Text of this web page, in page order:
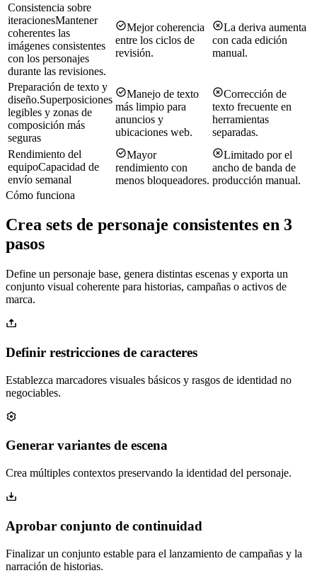
Consistencia sobre
iteracionesMantener
coherentes las
imágenes consistentes
con los personajes
durante las revisiones.
Mejor coherencia
entre los ciclos de
revisión.
La deriva aumenta
con cada edición
manual.
Preparación de texto y
diseño.Superposiciones
legibles y zonas de
composición más
seguras
Manejo de texto
más limpio para
anuncios y
ubicaciones web.
Corrección de
texto frecuente en
herramientas
separadas.
Rendimiento del
equipoCapacidad de
envío semanal
Mayor
rendimiento con
menos bloqueadores.
Limitado por el
ancho de banda de
producción manual.
Cómo funciona
Crea sets de personaje consistentes en 3
pasos
Define un personaje base, genera distintas escenas y exporta un
conjunto visual coherente para historias, campañas o activos de
marca.
Definir restricciones de caracteres
Establezca marcadores visuales básicos y rasgos de identidad no
negociables.
Generar variantes de escena
Crea múltiples contextos preservando la identidad del personaje.
Aprobar conjunto de continuidad
Finalizar un conjunto estable para el lanzamiento de campañas y la
narración de historias.